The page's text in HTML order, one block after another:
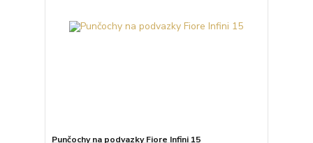
Punčochy na podvazky Fiore Infini 15